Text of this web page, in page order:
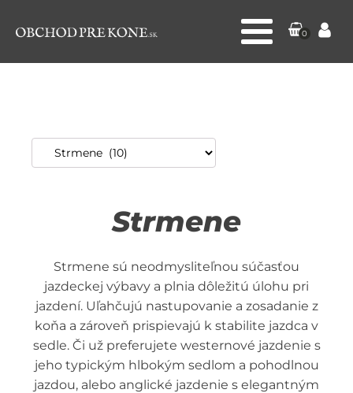
0
Strmene
Strmene sú neodmysliteľnou súčasťou
jazdeckej výbavy a plnia dôležitú úlohu pri
jazdení. Uľahčujú nastupovanie a zosadanie z
koňa a zároveň prispievajú k stabilite jazdca v
sedle. Či už preferujete westernové jazdenie s
jeho typickým hlbokým sedlom a pohodlnou
jazdou, alebo anglické jazdenie s elegantným